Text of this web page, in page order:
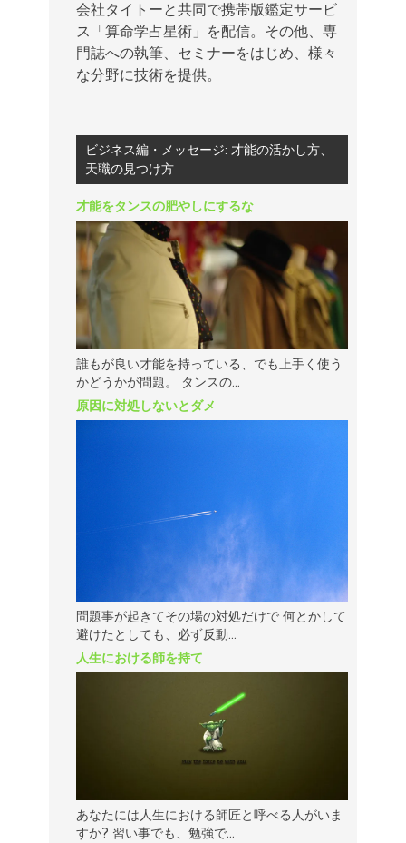
会社タイトーと共同で携帯版鑑定サービ
ス「算命学占星術」を配信。その他、専
門誌への執筆、セミナーをはじめ、様々
な分野に技術を提供。
ビジネス編・メッセージ: 才能の活かし方、
天職の見つけ方
才能をタンスの肥やしにするな
誰もが良い才能を持っている、でも上手く使う
かどうかが問題。 タンスの...
原因に対処しないとダメ
問題事が起きてその場の対処だけで 何とかして
避けたとしても、必ず反動...
人生における師を持て
あなたには人生における師匠と呼べる人がいま
すか? 習い事でも、勉強で...